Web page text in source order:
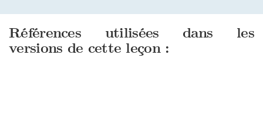
Références utilisées dans les
versions de cette leçon :